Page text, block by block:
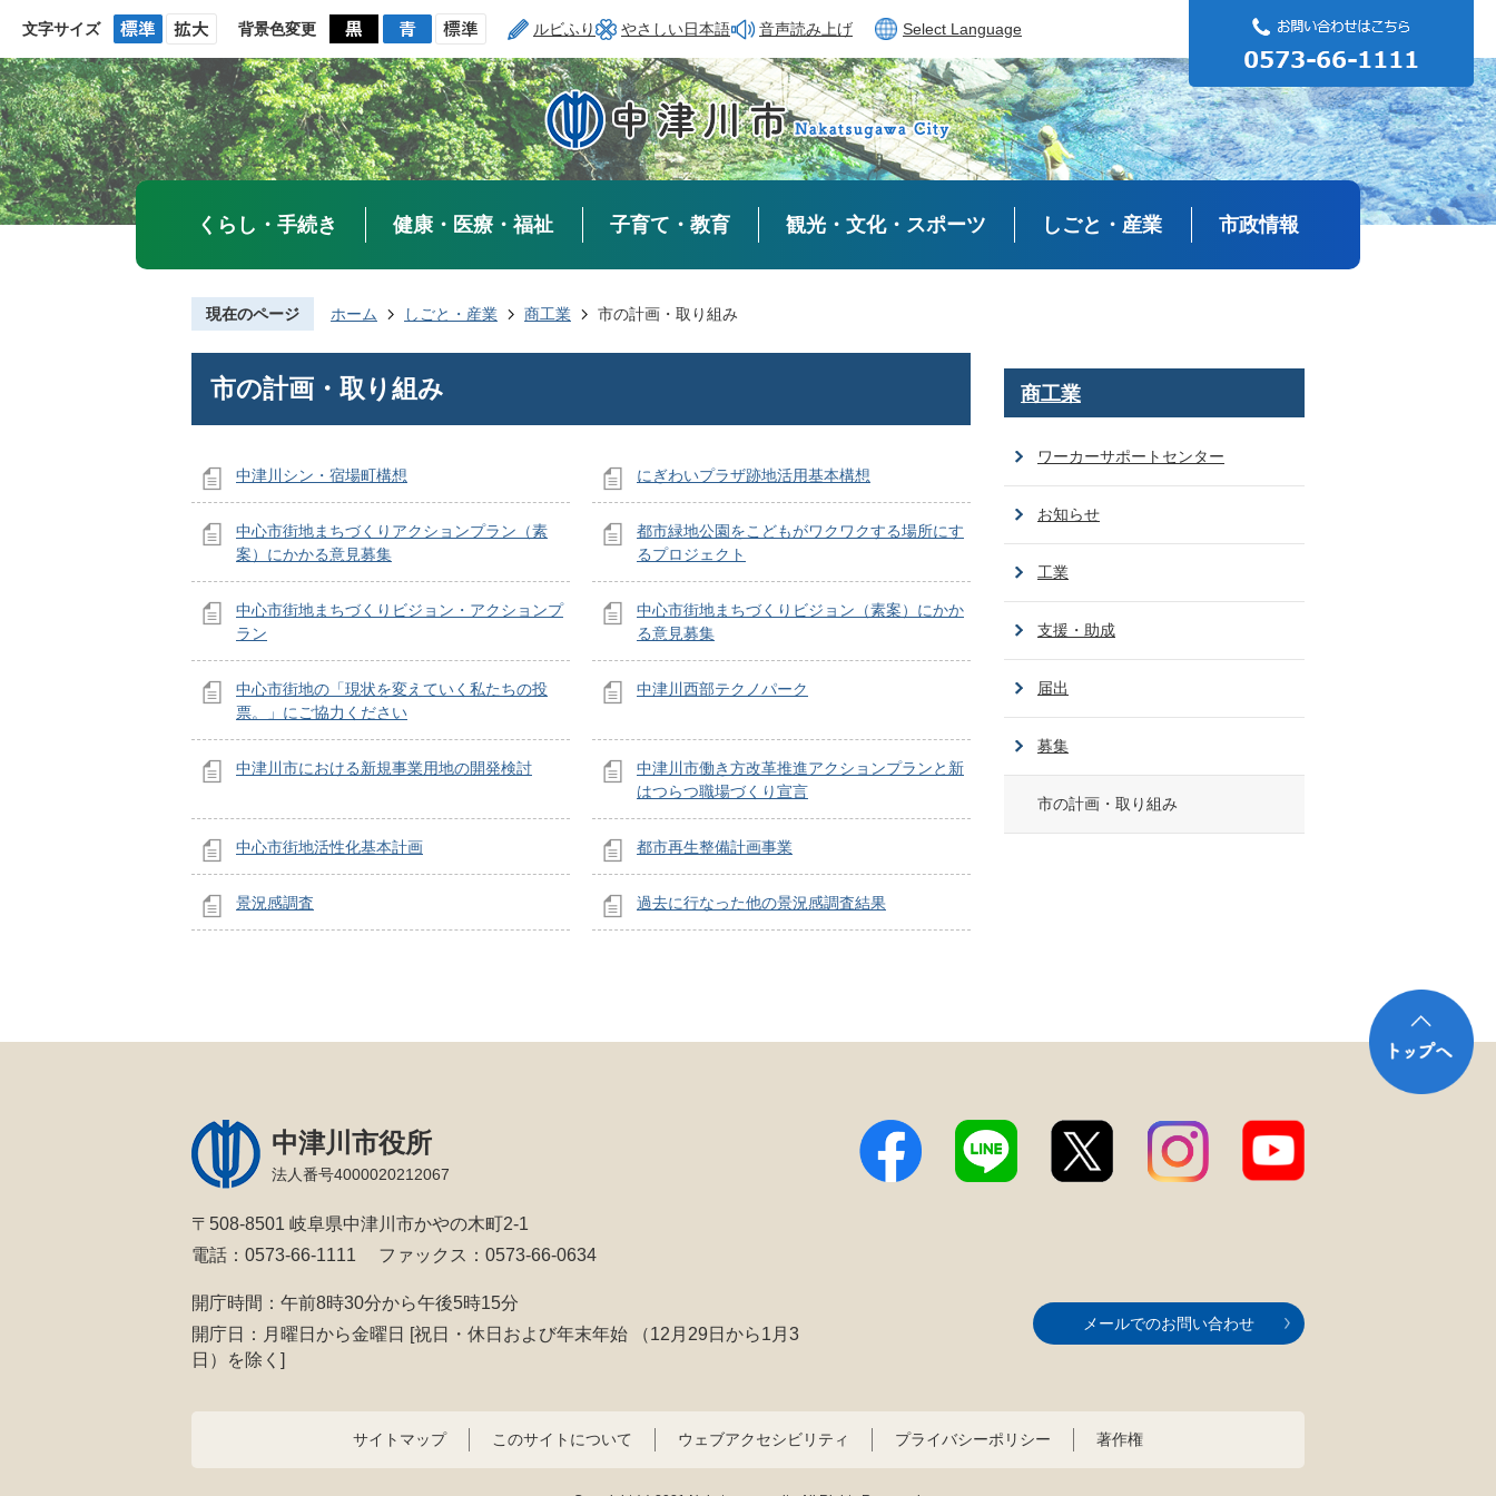
文字サイズ 背景色変更 ルビふり やさしい日本語 音声読み上げ Select Language
くらし・手続き 健康・医療・福祉 子育て・教育 観光・文化・スポーツ しごと・産業 市政情報
現在のページ ホーム しごと・産業 商工業 市の計画・取り組み
市の計画・取り組み
中津川シン・宿場町構想 にぎわいプラザ跡地活用基本構想
中心市街地まちづくりアクションプラン（素
案）にかかる意見募集
都市緑地公園をこどもがワクワクする場所にす
るプロジェクト
中心市街地まちづくりビジョン・アクションプ
ラン
中心市街地まちづくりビジョン（素案）にかか
る意見募集
中心市街地の「現状を変えていく私たちの投
票。」にご協力ください
中津川西部テクノパーク
中津川市における新規事業用地の開発検討
中津川市働き方改革推進アクションプランと新
はつらつ職場づくり宣言
中心市街地活性化基本計画 都市再生整備計画事業
景況感調査 過去に行なった他の景況感調査結果
商工業
ワーカーサポートセンター
お知らせ
工業
支援・助成
届出
募集
市の計画・取り組み
中津川市役所
法人番号4000020212067
〒508-8501 岐阜県中津川市かやの木町2-1
電話：0573-66-1111
ファックス：0573-66-0634
開庁時間：午前8時30分から午後5時15分
開庁日：月曜日から金曜日 [祝日・休日および年末年始
（12月29日から1月3
日）を除く]
メールでのお問い合わせ
サイトマップ このサイトについて ウェブアクセシビリティ プライバシーポリシー 著作権